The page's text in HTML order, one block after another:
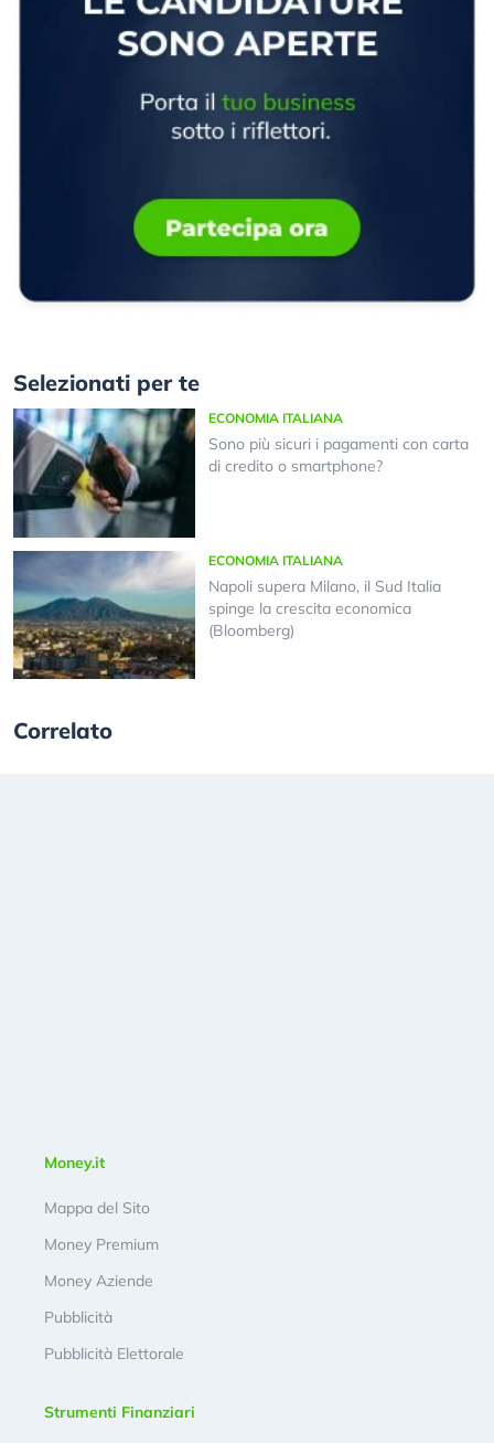
Selezionati per te
ECONOMIA ITALIANA
Sono più sicuri i pagamenti con carta
di credito o smartphone?
ECONOMIA ITALIANA
Napoli supera Milano, il Sud Italia
spinge la crescita economica
(Bloomberg)
Correlato
Money.it
Mappa del Sito
Money Premium
Money Aziende
Pubblicità
Pubblicità Elettorale
Strumenti Finanziari